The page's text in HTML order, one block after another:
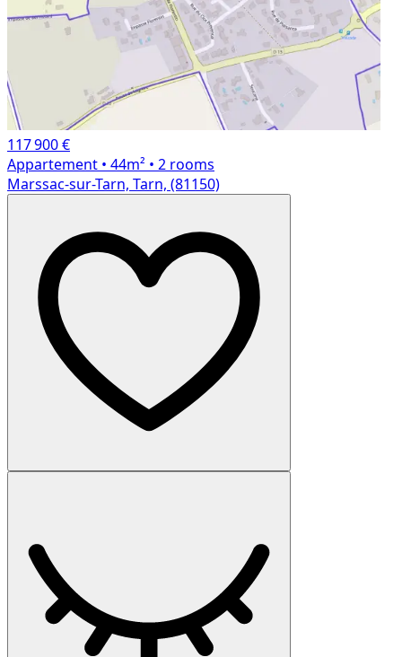
117 900 €
Appartement • 44m² • 2 rooms
Marssac-sur-Tarn, Tarn, (81150)